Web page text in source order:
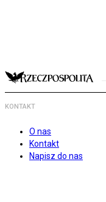
KONTAKT
O nas
Kontakt
Napisz do nas